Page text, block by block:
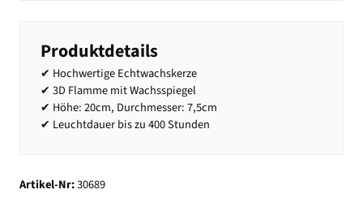
Produktdetails
✔ Hochwertige Echtwachskerze
✔ 3D Flamme mit Wachsspiegel
✔ Höhe: 20cm, Durchmesser: 7,5cm
✔ Leuchtdauer bis zu 400 Stunden
Artikel-Nr:30689